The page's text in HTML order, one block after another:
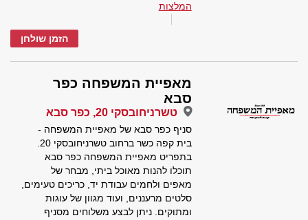
המלצות
הזמן שולחן
מאפיית המשפחה כפר
סבא
טשרניחובסקי 20, כפר סבא
סניף כפר סבא של מאפיית המשפחה -
בית קפה כשר ברחוב טשרניחובסקי 20.
בתפריט מאפיית המשפחה כפר סבא
תוכלו להנות מאוכל ביתי, מבחר של
מאפים ולחמים עבודת יד, כריכים טעימים,
סלטים מרעננים, ועוד מגוון של עוגות
ומתוקים. ניתן לבצע משלוחים מסניף